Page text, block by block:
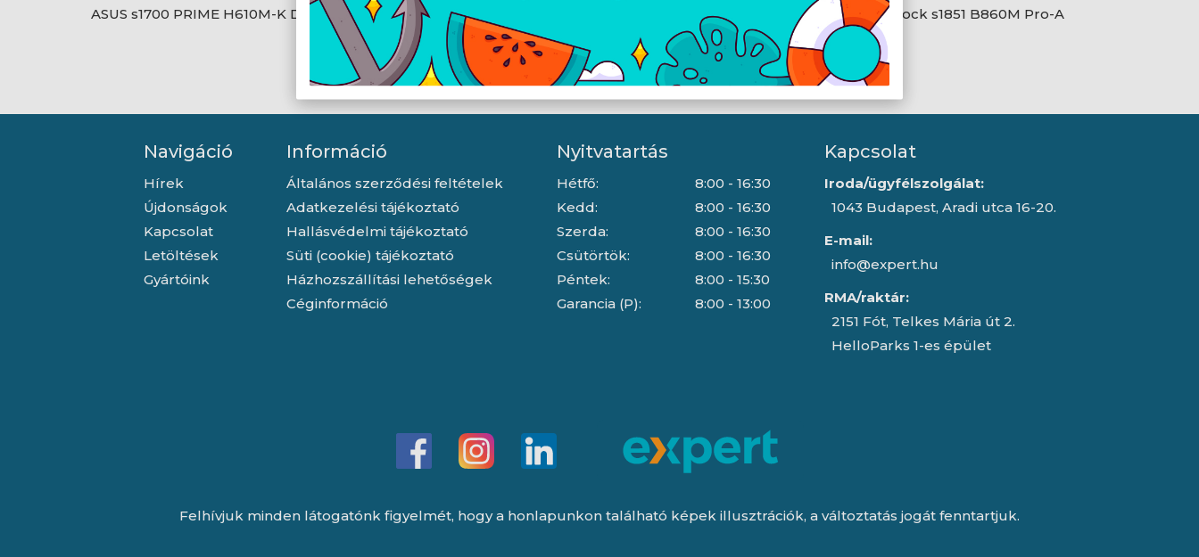
ASUS s1700 PRIME H610M-K D4
ASRock s1700 H610M-HVS/M.2
R2.0
Asus s1851 ROG STRIX Z890-F
GAMING WIFI
ASRock s1851 B860M Pro-A
Navigáció
Hírek
Újdonságok
Kapcsolat
Letöltések
Gyártóink
Információ
Általános szerződési feltételek
Adatkezelési tájékoztató
Hallásvédelmi tájékoztató
Süti (cookie) tájékoztató
Házhozszállítási lehetőségek
Céginformáció
Nyitvatartás
Hétfő:
Kedd:
Szerda:
Csütörtök:
Péntek:
Garancia (P):
8:00 - 16:30
8:00 - 16:30
8:00 - 16:30
8:00 - 16:30
8:00 - 15:30
8:00 - 13:00
Kapcsolat
Iroda/ügyfélszolgálat:
1043 Budapest, Aradi utca 16-20.
E-mail:
info@expert.hu
RMA/raktár:
2151 Fót, Telkes Mária út 2.
HelloParks 1-es épület
Felhívjuk minden látogatónk figyelmét, hogy a honlapunkon található képek illusztrációk, a változtatás jogát fenntartjuk.